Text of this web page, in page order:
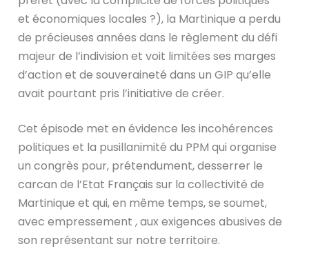
et économiques locales ?), la Martinique a perdu
de précieuses années dans le règlement du défi
majeur de l’indivision et voit limitées ses marges
d’action et de souveraineté dans un GIP qu’elle
avait pourtant pris l’initiative de créer.
Cet épisode met en évidence les incohérences
politiques et la pusillanimité du PPM qui organise
un congrès pour, prétendument, desserrer le
carcan de l’Etat Français sur la collectivité de
Martinique et qui, en même temps, se soumet,
avec empressement , aux exigences abusives de
son représentant sur notre territoire.